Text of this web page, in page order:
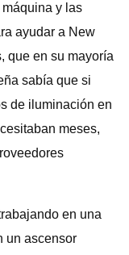
y las
ayudar a New
que en su mayoría
sabía que si
de iluminación en
meses,
en una
un ascensor